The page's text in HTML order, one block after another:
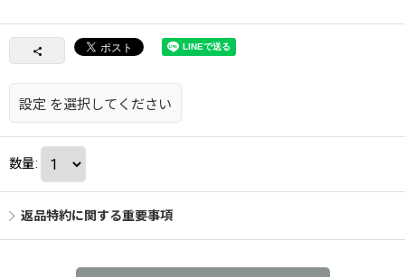
設定 を選択してください
数量:
返品特約に関する重要事項